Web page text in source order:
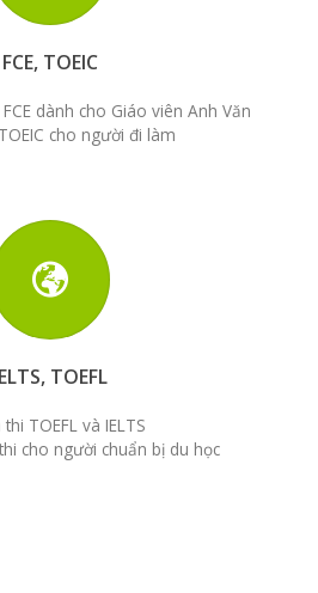
FCE, TOEIC
dành cho Giáo viên Anh Văn
cho người đi làm
TOEFL
TOEFL và IELTS
cho người chuẩn bị du học